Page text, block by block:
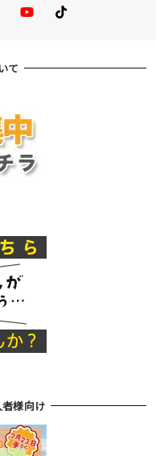
You TubeTikTok
て
様向け